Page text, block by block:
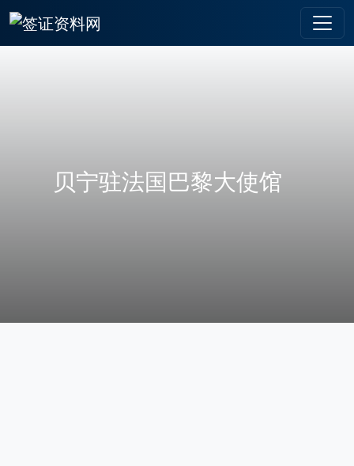
贝宁驻法国巴黎大使馆